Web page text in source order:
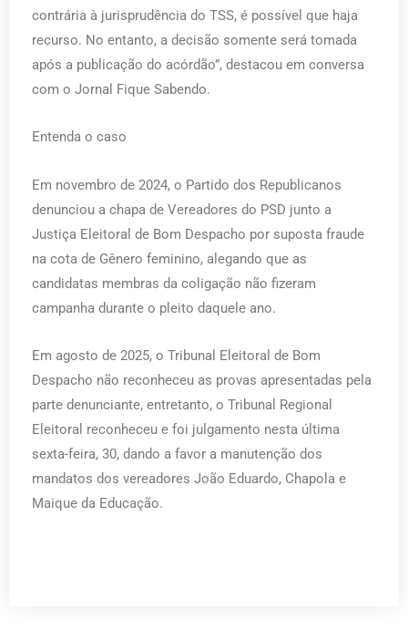
contrária à jurisprudência do TSS, é possível que haja
recurso. No entanto, a decisão somente será tomada
após a publicação do acórdão”, destacou em conversa
com o Jornal Fique Sabendo.
Entenda o caso
Em novembro de 2024, o Partido dos Republicanos
denunciou a chapa de Vereadores do PSD junto a
Justiça Eleitoral de Bom Despacho por suposta fraude
na cota de Gênero feminino, alegando que as
candidatas membras da coligação não fizeram
campanha durante o pleito daquele ano.
Em agosto de 2025, o Tribunal Eleitoral de Bom
Despacho não reconheceu as provas apresentadas pela
parte denunciante, entretanto, o Tribunal Regional
Eleitoral reconheceu e foi julgamento nesta última
sexta-feira, 30, dando a favor a manutenção dos
mandatos dos vereadores João Eduardo, Chapola e
Maique da Educação.